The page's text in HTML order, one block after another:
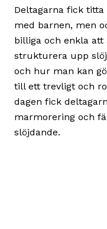
Deltagarna fick
med barnen, men
billiga och enkla
strukturera upp
och hur man kan
till ett trevligt och
dagen fick
marmorering och
slöjdande.